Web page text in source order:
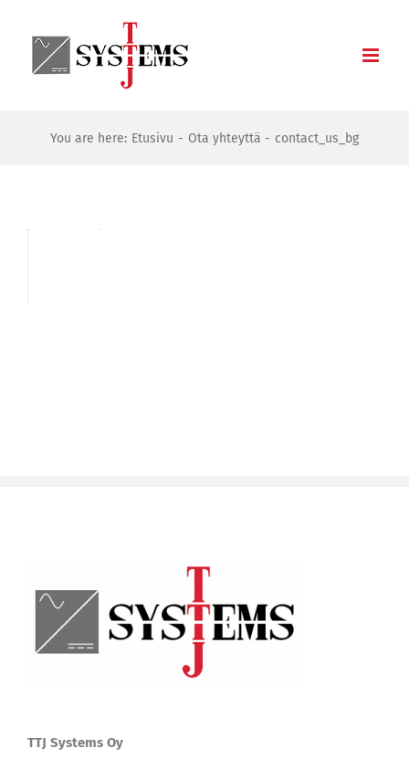
content
You are here: Etusivu Ota yhteyttä contact_us_bg
TTJ Systems Oy